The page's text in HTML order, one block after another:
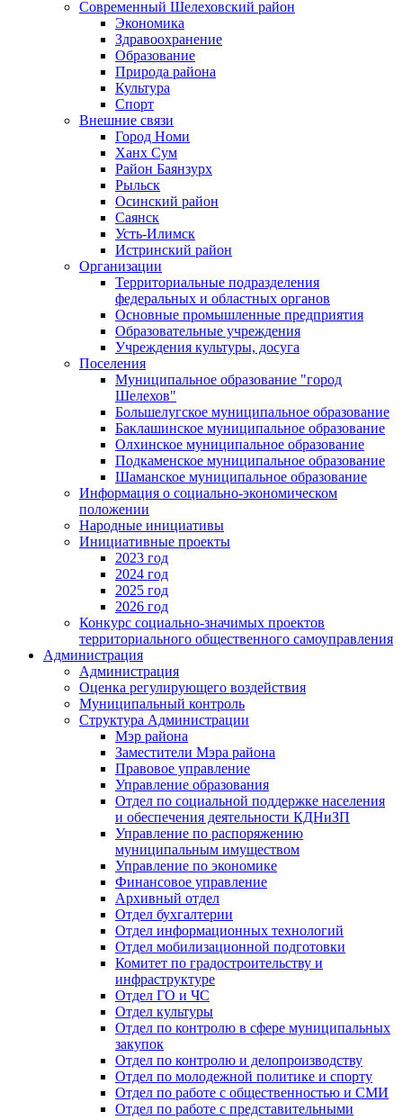
Современный Шелеховский район
Экономика
Здравоохранение
Образование
Природа района
Культура
Спорт
Внешние связи
Город Номи
Ханх Сум
Район Баянзурх
Рыльск
Осинский район
Саянск
Усть-Илимск
Истринский район
Организации
Территориальные подразделения
федеральных и областных органов
Основные промышленные предприятия
Образовательные учреждения
Учреждения культуры, досуга
Поселения
Муниципальное образование "город
Шелехов"
Большелугское муниципальное образование
Баклашинское муниципальное образование
Олхинское муниципальное образование
Подкаменское муниципальное образование
Шаманское муниципальное образование
Информация о социально-экономическом
положении
Народные инициативы
Инициативные проекты
2023 год
2024 год
2025 год
2026 год
Конкурс социально-значимых проектов
территориального общественного самоуправления
Администрация
Администрация
Оценка регулирующего воздействия
Муниципальный контроль
Структура Администрации
Мэр района
Заместители Мэра района
Правовое управление
Управление образования
Отдел по социальной поддержке населения
и обеспечения деятельности КДНиЗП
Управление по распоряжению
муниципальным имуществом
Управление по экономике
Финансовое управление
Архивный отдел
Отдел бухгалтерии
Отдел информационных технологий
Отдел мобилизационной подготовки
Комитет по градостроительству и
инфраструктуре
Отдел ГО и ЧС
Отдел культуры
Отдел по контролю в сфере муниципальных
закупок
Отдел по контролю и делопроизводству
Отдел по молодежной политике и спорту
Отдел по работе с общественностью и СМИ
Отдел по работе с представительными